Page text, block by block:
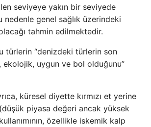
seviyeye yakın bir seviyede
genel sağlık üzerindeki
tahmin edilmektedir.
türlerin “denizdeki türlerin son
ekolojik, uygun ve bol olduğunu”
küresel diyette kırmızı et yerine
(düşük piyasa değeri ancak yüksek
özellikle iskemik kalp